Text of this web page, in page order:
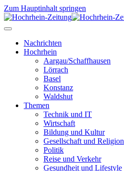
Zum Hauptinhalt springen
Nachrichten
Hochrhein
Aargau/Schaffhausen
Lörrach
Basel
Konstanz
Waldshut
Themen
Technik und IT
Wirtschaft
Bildung und Kultur
Gesellschaft und Religion
Politik
Reise und Verkehr
Gesundheit und Lifestyle